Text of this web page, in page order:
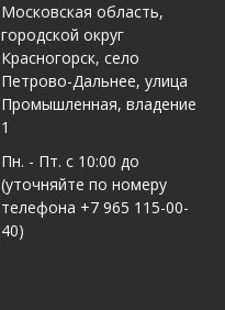
Московская область,
городской округ
Красногорск, село
Петрово-Дальнее, улица
Промышленная, владение
1
Пн. - Пт. с 10:00 до
(уточняйте по номеру
телефона +7 965 115-00-
40)